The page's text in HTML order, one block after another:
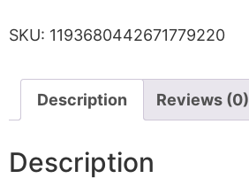
SKU: 1193680442671779220
Description Reviews (0)
Description